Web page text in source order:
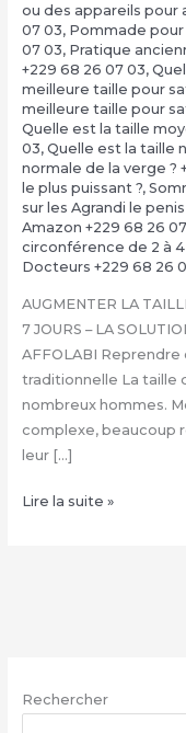
ou des appareils pour
07 03, Pommade pour
07 03, Pratique
+229 68 26 07 03,
meilleure taille pour
meilleure taille pour
Quelle est la taille
03, Quelle est la taille
normale de la verge ?
le plus puissant ?,
sur les Agrandi le
Amazon +229 68 26
circonférence de 2 à
Docteurs +229 68 26
AUGMENTER LA
7 JOURS – LA
AFFOLABI
traditionnelle La taille
nombreux hommes.
complexe, beaucoup
leur […]
COMMENT
68
Lire la suite »
Rechercher